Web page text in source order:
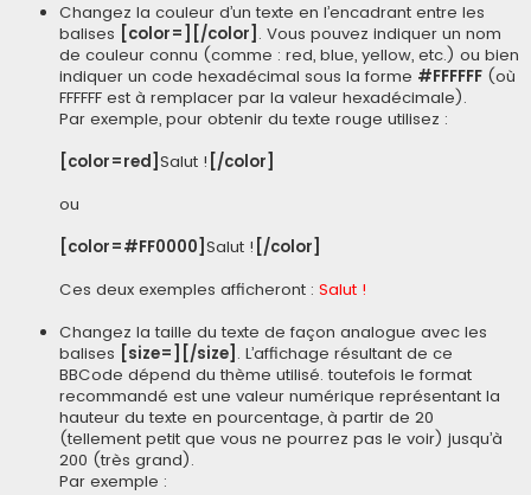
Changez la couleur d’un texte en l’encadrant entre les
balises [color=][/color] . Vous pouvez indiquer un nom
de couleur connu (comme : red, blue, yellow, etc.) ou bien
indiquer un code hexadécimal sous la forme #FFFFFF(où
FFFFFF est à remplacer par la valeur hexadécimale).
Par exemple, pour obtenir du texte rouge utilisez :
[color=red] Salut ! [/color]
ou
[color=#FF0000] Salut ! [/color]
Ces deux exemples afficheront : Salut !
Changez la taille du texte de façon analogue avec les
balises [size=][/size] . L’affichage résultant de ce
BBCode dépend du thème utilisé. toutefois le format
recommandé est une valeur numérique représentant la
hauteur du texte en pourcentage, à partir de 20
(tellement petit que vous ne pourrez pas le voir) jusqu’à
200 (très grand).
Par exemple :